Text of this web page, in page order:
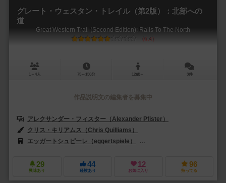
グレート・ウェスタン・トレイル（第2版）：北部への
道
Great Western Trail (Second Edition): Rails To The North
6.4
1～4人 75～150分 12歳～ 3件
作品説明文の編集者を募集中
アレクサンダー・フィスター（Alexander Pfister）
クリス・キリアムス（Chris Quilliams）
エッガートシュピーレ（eggertspiele）
29
興味あり
44
経験あり
12
お気に入り
96
持ってる